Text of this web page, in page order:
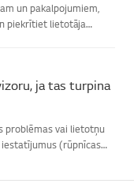
un pakalpojumiem,
piekrītiet lietotāja
ja tas turpina
problēmas vai lietotņu
(rūpnīcas